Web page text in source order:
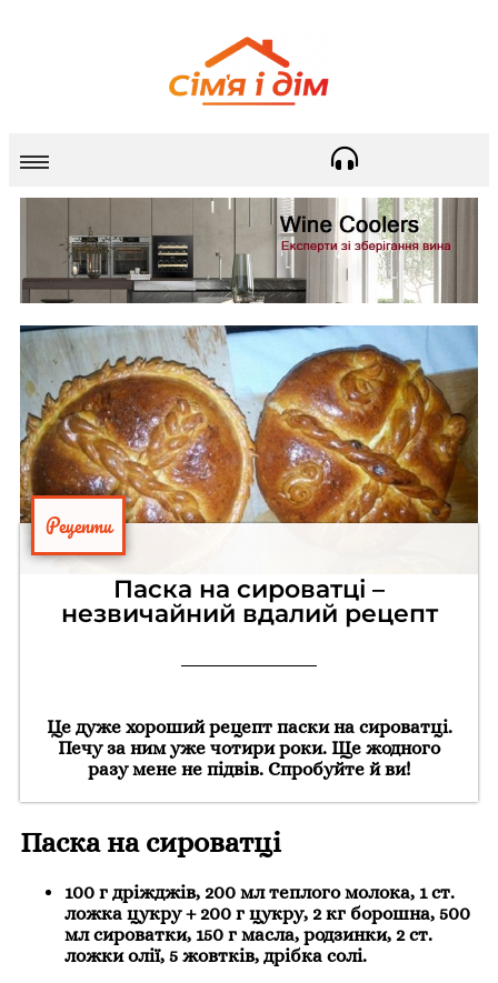
Рецепти
Паска на сироватці –
незвичайний вдалий рецепт
Це дуже хороший рецепт паски на сироватці.
Печу за ним уже чотири роки. Ще жодного
разу мене не підвів. Спробуйте й ви!
Паска на сироватці
100 г дріжджів, 200 мл теплого молока, 1 ст.
ложка цукру + 200 г цукру, 2 кг борошна, 500
мл сироватки, 150 г масла, родзинки, 2 ст.
ложки олії, 5 жовтків, дрібка солі.